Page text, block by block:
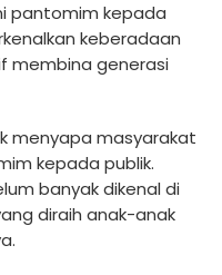
pantomim kepada
keberadaan
membina generasi
menyapa masyarakat
kepada publik.
banyak dikenal di
diraih anak-anak